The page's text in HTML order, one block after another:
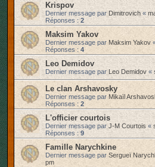
Krispov
Dernier message parDimitrovich «
Réponses : 2
Maksim Yakov
Dernier message par Maksim Yakov
Réponses : 4
Leo Demidov
Dernier message parLeo Demidov «
Le clan Arshavosky
Dernier message par Mikaïl
Réponses : 2
L'officier courtois
Dernier message parJ-M Courtois «
Réponses : 9
Famille Narychkine
Dernier message par Sergueï
pm